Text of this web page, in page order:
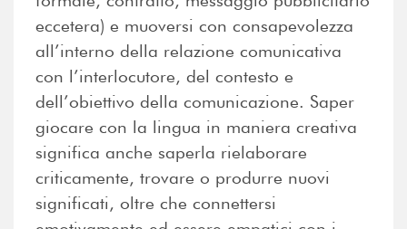
eccetera) e muoversi con consapevolezza
all’interno della relazione comunicativa
con l’interlocutore, del contesto e
dell’obiettivo della comunicazione. Saper
giocare con la lingua in maniera creativa
significa anche saperla rielaborare
criticamente, trovare o produrre nuovi
significati, oltre che connettersi